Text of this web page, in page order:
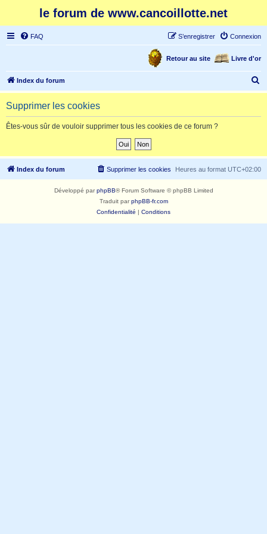
le forum de www.cancoillotte.net
FAQ Connexion
S’enregistrer
Livre d'or
Retour au site
Index du forum
e
h
Supprimer les cookies
Êtes-vous sûr de vouloir supprimer tous les cookies de ce forum ?
Index du forum Heures au format UTC+02:00
Supprimer les cookies
Développé parphpBB® Forum Software © phpBB Limited
Traduit parphpBB-fr.com
Confidentialité | Conditions